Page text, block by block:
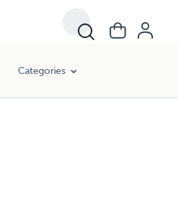
Categories